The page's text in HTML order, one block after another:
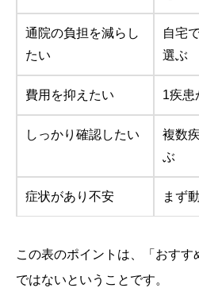
通院の負担を減らし
たい
自宅
選ぶ
費用を抑えたい 1疾患
しっかり確認したい
複数
ぶ
症状があり不安 まず
この表のポイントは、「おす
ではないということです。